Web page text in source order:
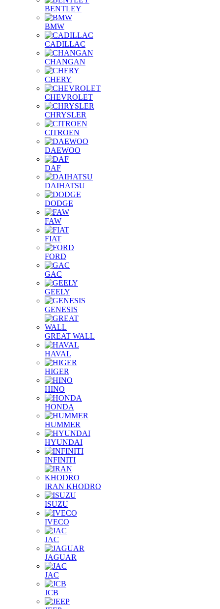
BENTLEY
BMW
CADILLAC
CHANGAN
CHERY
CHEVROLET
CHRYSLER
CITROEN
DAEWOO
DAF
DAIHATSU
DODGE
FAW
FIAT
FORD
GAC
GEELY
GENESIS
GREAT WALL
HAVAL
HIGER
HINO
HONDA
HUMMER
HYUNDAI
INFINITI
IRAN KHODRO
ISUZU
IVECO
JAC
JAGUAR
JAС
JCB